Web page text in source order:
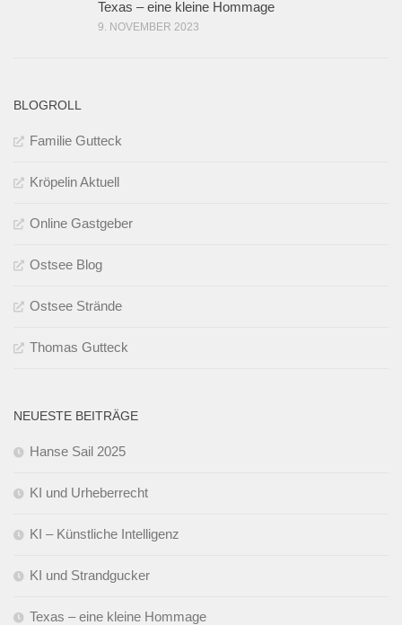
Texas – eine kleine Hommage
9. NOVEMBER 2023
BLOGROLL
Familie Gutteck
Kröpelin Aktuell
Online Gastgeber
Ostsee Blog
Ostsee Strände
Thomas Gutteck
NEUESTE BEITRÄGE
Hanse Sail 2025
KI und Urheberrecht
KI – Künstliche Intelligenz
KI und Strandgucker
Texas – eine kleine Hommage